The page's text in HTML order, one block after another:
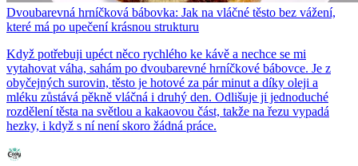
Dvoubarevná hrníčková bábovka: Jak na vláčné těsto bez vážení,
které má po upečení krásnou strukturu
Když potřebuji upéct něco rychlého ke kávě a nechce se mi
vytahovat váha, sahám po dvoubarevné hrníčkové bábovce. Je z
obyčejných surovin, těsto je hotové za pár minut a díky oleji a
mléku zůstává pěkně vláčná i druhý den. Odlišuje ji jednoduché
rozdělení těsta na světlou a kakaovou část, takže na řezu vypadá
hezky, i když s ní není skoro žádná práce.